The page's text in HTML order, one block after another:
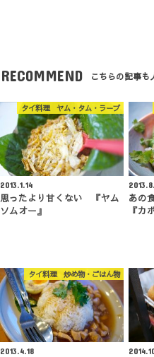
RECOMMEND こちらの記事も
タイ料理 ヤム・タム・ラープ
2013.1.14
思ったより甘くない 『ヤム
ソムオー』
あの
『カ
タイ料理 炒め物・ごはん物
2013.4.18